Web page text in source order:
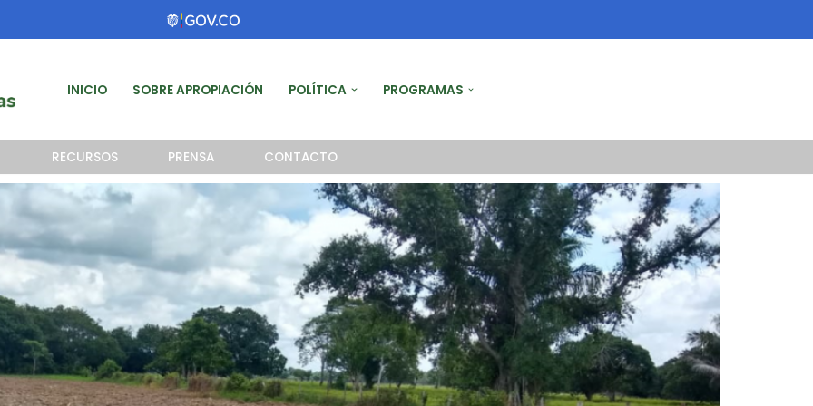
INICIO SOBRE APROPIACIÓN POLÍTICA PROGRAMAS
RECURSOS PRENSA CONTACTO